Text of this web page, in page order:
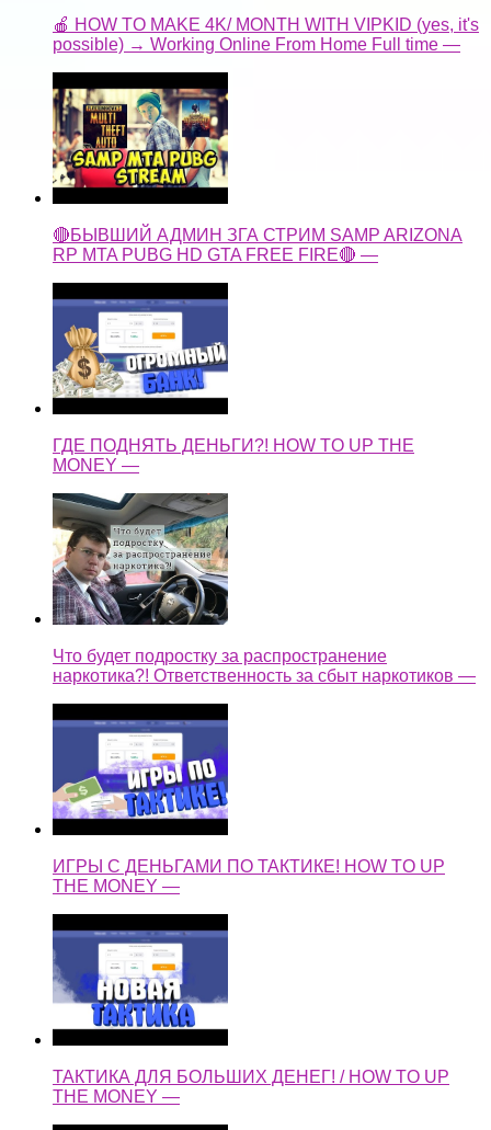
🍎 HOW TO MAKE 4K/ MONTH WITH VIPKID (yes, it's
possible) → Working Online From Home Full time —
🔴БЫВШИЙ АДМИН ЗГА СТРИМ SAMP ARIZONA
RP MTA PUBG HD GTA FREE FIRE🔴 —
ГДЕ ПОДНЯТЬ ДЕНЬГИ?! HOW TO UP THE
MONEY —
Что будет подростку за распространение
наркотика?! Ответственность за сбыт наркотиков —
ИГРЫ С ДЕНЬГАМИ ПО ТАКТИКЕ! HOW TO UP
THE MONEY —
ТАКТИКА ДЛЯ БОЛЬШИХ ДЕНЕГ! / HOW TO UP
THE MONEY —